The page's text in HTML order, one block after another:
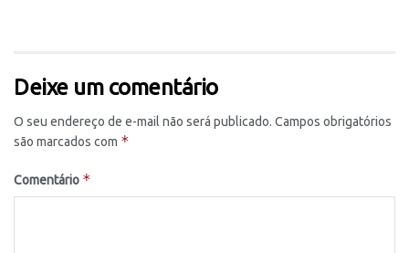
Deixe um comentário
O seu endereço de e-mail não será publicado. Campos obrigatórios
são marcados com *
Comentário *